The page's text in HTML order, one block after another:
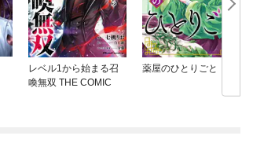
レベル1から始まる召
喚無双 THE COMIC
薬屋のひとりごと